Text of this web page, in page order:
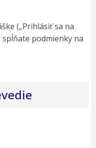
(„Prihlásiť sa na
spĺňate podmienky na